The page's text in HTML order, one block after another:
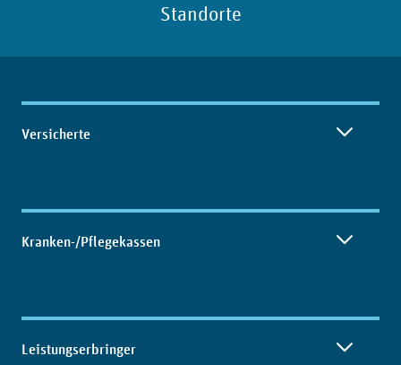
Standorte
Inhaltsübersicht
Versicherte
Kranken-/Pflegekassen
Leistungserbringer